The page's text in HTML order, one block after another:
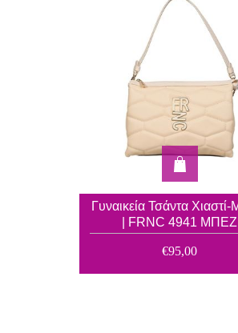
Γυναικεία Τσάντα
| FRNC 4941 ΜΠΕΖ
€95,00